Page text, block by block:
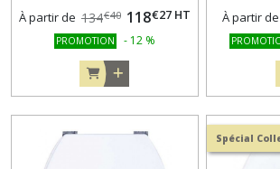
À partir de 134€40 118€27 HT
PROMOTION - 12 %
À partir de
Spécial